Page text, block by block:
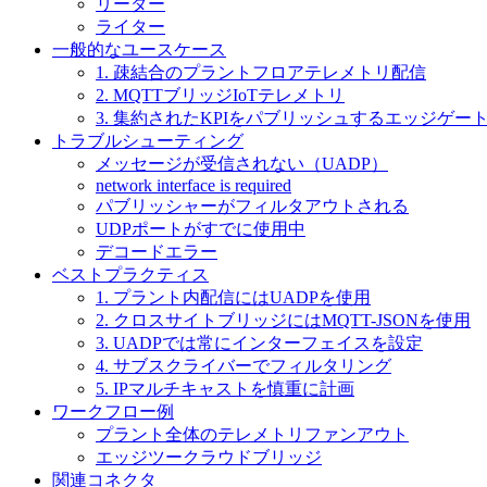
ライター
一般的なユースケース
1. 疎結合のプラントフロアテレメトリ配信
2. MQTTブリッジIoTテレメトリ
3. 集約されたKPIをパブリッシュするエッジゲー
トラブルシューティング
メッセージが受信されない（UADP）
network interface is required
パブリッシャーがフィルタアウトされる
UDPポートがすでに使用中
デコードエラー
ベストプラクティス
1. プラント内配信にはUADPを使用
2. クロスサイトブリッジにはMQTT-JSONを使用
3. UADPでは常にインターフェイスを設定
4. サブスクライバーでフィルタリング
5. IPマルチキャストを慎重に計画
ワークフロー例
プラント全体のテレメトリファンアウト
エッジツークラウドブリッジ
関連コネクタ